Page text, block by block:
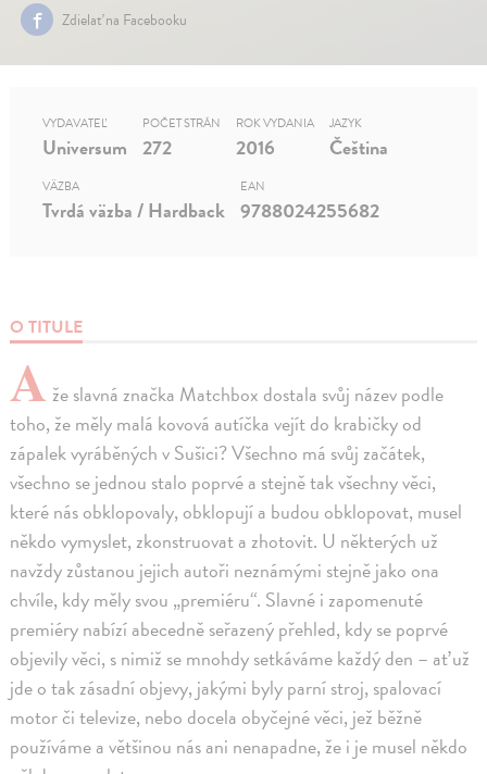
Zdielať na Facebooku
O TITULE
A že slavná značka Matchbox dostala svůj název podle
toho, že měly malá kovová autíčka vejít do krabičky od
zápalek vyráběných v Sušici? Všechno má svůj začátek,
všechno se jednou stalo poprvé a stejně tak všechny věci,
které nás obklopovaly, obklopují a budou obklopovat, musel
někdo vymyslet, zkonstruovat a zhotovit. U některých už
navždy zůstanou jejich autoři neznámými stejně jako ona
chvíle, kdy měly svou „premiéru“. Slavné i zapomenuté
premiéry nabízí abecedně seřazený přehled, kdy se poprvé
objevily věci, s nimiž se mnohdy setkáváme každý den – ať už
jde o tak zásadní objevy, jakými byly parní stroj, spalovací
motor či televize, nebo docela obyčejné věci, jež běžně
používáme a většinou nás ani nenapadne, že i je musel někdo
VYDAVATEĽ
Universum
POČET STRÁN
272
ROK VYDANIA
2016
JAZYK
Čeština
VÄZBA
Tvrdá väzba / Hardback
EAN
9788024255682